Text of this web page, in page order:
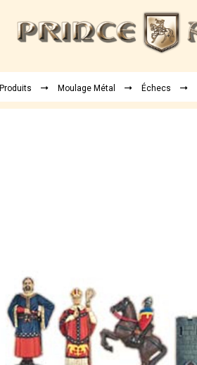
Produits Moulage Métal Échecs